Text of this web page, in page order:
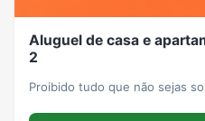
Aluguel de casa e
2
Proibido tudo que não sejas